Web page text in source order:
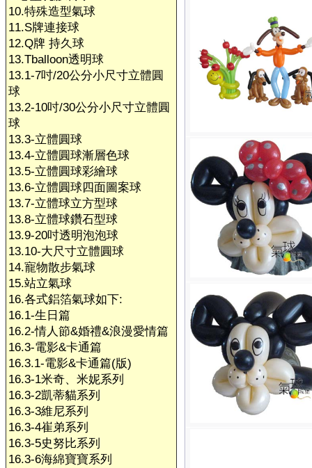
10.特殊造型氣球
11.S牌連接球
12.Q牌 持久球
13.Tballoon透明球
13.1-7吋/20公分小尺寸立體圓
球
13.2-10吋/30公分小尺寸立體圓
球
13.3-立體圓球
13.4-立體圓球漸層色球
13.5-立體圓球彩繪球
13.6-立體圓球四面圖案球
13.7-立體球立方型球
13.8-立體球鑽石型球
13.9-20吋透明泡泡球
13.10-大尺寸立體圓球
14.寵物散步氣球
15.站立氣球
16.各式鋁箔氣球如下:
16.1-生日篇
16.2-情人節&婚禮&浪漫愛情篇
16.3-電影&卡通篇
16.3.1-電影&卡通篇(版)
16.3-1米奇、米妮系列
16.3-2凱蒂貓系列
16.3-3維尼系列
16.3-4崔弟系列
16.3-5史努比系列
16.3-6海綿寶寶系列